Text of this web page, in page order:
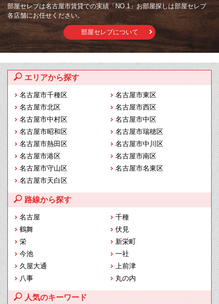
部屋セレブは名古屋市賃貸での実績「NO.1」お部屋探しは部屋セレブ
各店舗にお任せください。
部屋セレブについて
エリアから探す
名古屋市千種区
名古屋市東区
名古屋市北区
名古屋市西区
名古屋市中村区
名古屋市中区
名古屋市昭和区
名古屋市瑞穂区
名古屋市熱田区
名古屋市中川区
名古屋市港区
名古屋市南区
名古屋市守山区
名古屋市名東区
名古屋市天白区
路線から探す
名古屋
千種
鶴舞
伏見
栄
新栄町
今池
一社
久屋大通
上前津
八事
丸の内
人気のキーワード